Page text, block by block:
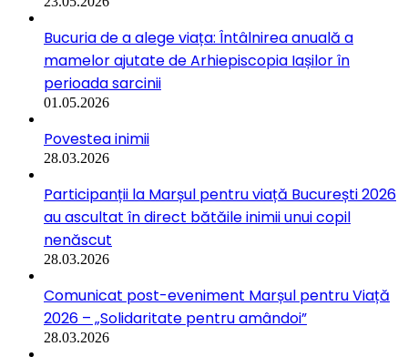
Bucuria de a alege viața: Întâlnirea anuală a
mamelor ajutate de Arhiepiscopia Iașilor în
perioada sarcinii
01.05.2026
Povestea inimii
28.03.2026
Participanții la Marșul pentru viață București 2026
au ascultat în direct bătăile inimii unui copil
nenăscut
28.03.2026
Comunicat post-eveniment Marșul pentru Viață
2026 – „Solidaritate pentru amândoi”
28.03.2026